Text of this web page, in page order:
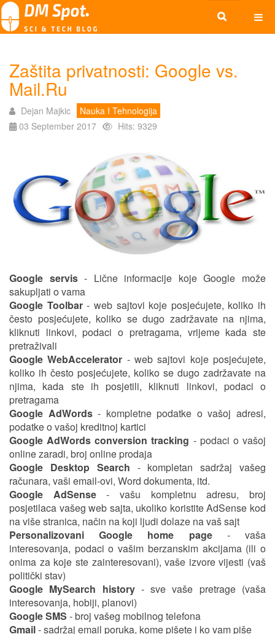
Zaštita privatnosti: Google vs.
Mail.Ru
Dejan Majkic
Nauka I Tehnologija
03 September 2017
Hits: 9329
Google servis- Lične informacije koje Google može
sakupljati o vama
Google Toolbar- web sajtovi koje posjećujete, koliko ih
često posjećujete, koliko se dugo zadržavate na njima,
kliknuti linkovi, podaci o pretragama, vrijeme kada ste
pretraživali
Google WebAccelerator - web sajtovi koje posjećujete,
koliko ih često posjećujete, koliko se dugo zadržavate na
njima, kada ste ih posjetili, kliknuti linkovi, podaci o
pretragama
Google AdWords- kompletne podatke o vašoj adresi,
podatke o vašoj kreditnoj kartici
Google AdWords conversion tracking - podaci o vašoj
online zaradi, broj online prodaja
Google Desktop Search - kompletan sadržaj vašeg
računara, vaši email-ovi, Word dokumenta, itd.
Google AdSense- vašu kompletnu adresu, broj
posjetilaca vašeg web sajta, ukoliko koristite AdSense kod
na više stranica, način na koji ljudi dolaze na vaš sajt
Personalizovani Google home page- vaša
interesovanja, podaci o vašim berzanskim akcijama (ili o
onima za koje ste zainteresovani), vaše izvore vijesti (vaš
politički stav)
Google MySearch history- sve vaše pretrage (vaša
interesovanja, hobiji, planovi)
Google SMS - broj vašeg mobilnog telefona
Gmail- sadržaj email poruka, kome pišete i ko vam piše